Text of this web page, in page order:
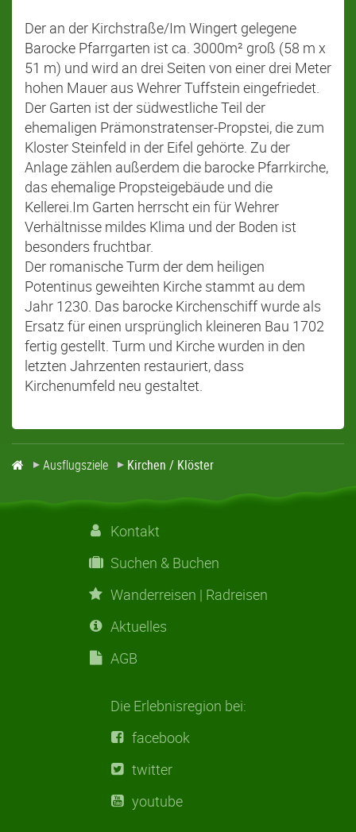
Der an der Kirchstraße/Im Wingert gelegene
Barocke Pfarrgarten ist ca. 3000m² groß (58 m x
51 m) und wird an drei Seiten von einer drei Meter
hohen Mauer aus Wehrer Tuffstein eingefriedet.
Der Garten ist der südwestliche Teil der
ehemaligen Prämonstratenser-Propstei, die zum
Kloster Steinfeld in der Eifel gehörte. Zu der
Anlage zählen außerdem die barocke Pfarrkirche,
das ehemalige Propsteigebäude und die
Kellerei.Im Garten herrscht ein für Wehrer
Verhältnisse mildes Klima und der Boden ist
besonders fruchtbar.
Der romanische Turm der dem heiligen
Potentinus geweihten Kirche stammt au dem
Jahr 1230. Das barocke Kirchenschiff wurde als
Ersatz für einen ursprünglich kleineren Bau 1702
fertig gestellt. Turm und Kirche wurden in den
letzten Jahrzenten restauriert, dass
Kirchenumfeld neu gestaltet.
Ausflugsziele Kirchen / Klöster
Kontakt
Suchen & Buchen
Wanderreisen | Radreisen
Aktuelles
AGB
Die Erlebnisregion bei:
facebook
twitter
youtube